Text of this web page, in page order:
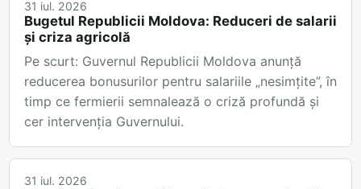
31 iul. 2026
Bugetul Republicii Moldova: Reduceri de salarii
și criza agricolă
Pe scurt: Guvernul Republicii Moldova anunță
reducerea bonusurilor pentru salariile „nesimțite”, în
timp ce fermierii semnalează o criză profundă și
cer intervenția Guvernului.
31 iul. 2026